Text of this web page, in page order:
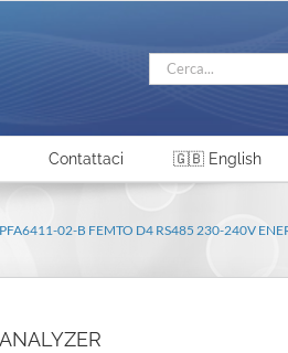
Cerca
per:
Contattaci 🇬🇧 English
PFA6411-02-B FEMTO D4 RS485 230-240V